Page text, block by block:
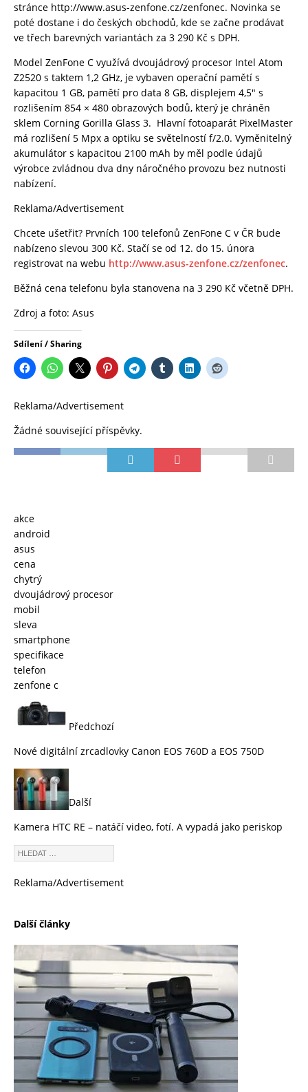
stránce http://www.asus-zenfone.cz/zenfonec. Novinka se
poté dostane i do českých obchodů, kde se začne prodávat
ve třech barevných variantách za 3 290 Kč s DPH.
Model ZenFone C využívá dvoujádrový procesor Intel Atom
Z2520 s taktem 1,2 GHz, je vybaven operační pamětí s
kapacitou 1 GB, pamětí pro data 8 GB, displejem 4,5″ s
rozlišením 854 × 480 obrazových bodů, který je chráněn
sklem Corning Gorilla Glass 3. Hlavní fotoaparát PixelMaster
má rozlišení 5 Mpx a optiku se světelností f/2.0. Vyměnitelný
akumulátor s kapacitou 2100 mAh by měl podle údajů
výrobce zvládnou dva dny náročného provozu bez nutnosti
nabízení.
Reklama/Advertisement
Chcete ušetřit? Prvních 100 telefonů ZenFone C v ČR bude
nabízeno slevou 300 Kč. Stačí se od 12. do 15. února
registrovat na webu http://www.asus-zenfone.cz/zenfonec.
Běžná cena telefonu byla stanovena na 3 290 Kč včetně DPH.
Zdroj a foto: Asus
Sdílení / Sharing
Reklama/Advertisement
Žádné související příspěvky.
akce
android
asus
cena
chytrý
dvoujádrový procesor
mobil
sleva
smartphone
specifikace
telefon
zenfone c
Předchozí
Nové digitální zrcadlovky Canon EOS 760D a EOS 750D
Další
Kamera HTC RE – natáčí video, fotí. A vypadá jako periskop
Reklama/Advertisement
Další články